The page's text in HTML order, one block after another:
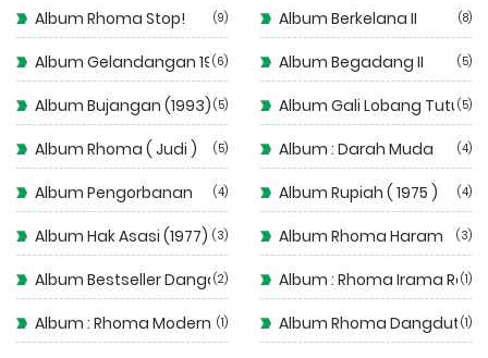
Album Rhoma Stop! 9 Album Berkelana II 8
Album Gelandangan 1972
6 Album Begadang II 5
Album Bujangan (1993) 5 Album Gali Lobang Tutup
5
Album Rhoma ( Judi ) 5 Album : Darah Muda 4
Album Pengorbanan 4 Album Rupiah ( 1975 ) 4
Album Hak Asasi (1977) 3 Album Rhoma Haram 3
Album Bestseller Dangdut
2 Album : Rhoma Irama Rela
1
Album : Rhoma Modern 1 Album Rhoma Dangdut 1